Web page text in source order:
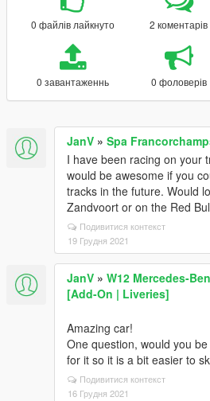
0 файлів лайкнуто 2 коментарів
0 завантаженнь 0 фоловерів
JanV » Spa
I have been racing on your
would be awesome if you
tracks in the future. Would
Zandvoort or on the Red
Подивитися контекст
19 Грудня 2021
JanV » W12 Mercedes-
[Add-On | Liveries]
Amazing car!
One question, would you
for it so it is a bit easier to
Подивитися контекст
16 Грудня 2021